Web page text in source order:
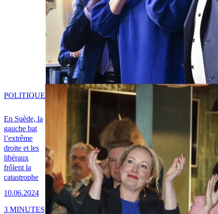
En Suède, la
gauche bat
l’extrême
droite et les
libéraux
frôlent la
catastrophe
10.06.2024
POLITIQUE
3 MINUTES